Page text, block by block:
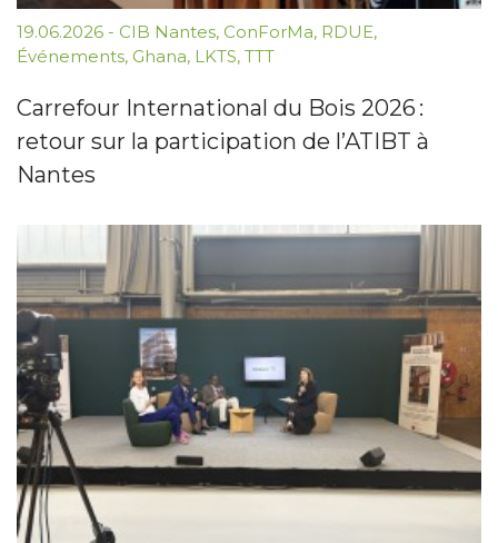
19.06.2026 - CIB Nantes, ConForMa, RDUE,
Événements, Ghana, LKTS, TTT
Carrefour International du Bois 2026 :
retour sur la participation de l’ATIBT à
Nantes